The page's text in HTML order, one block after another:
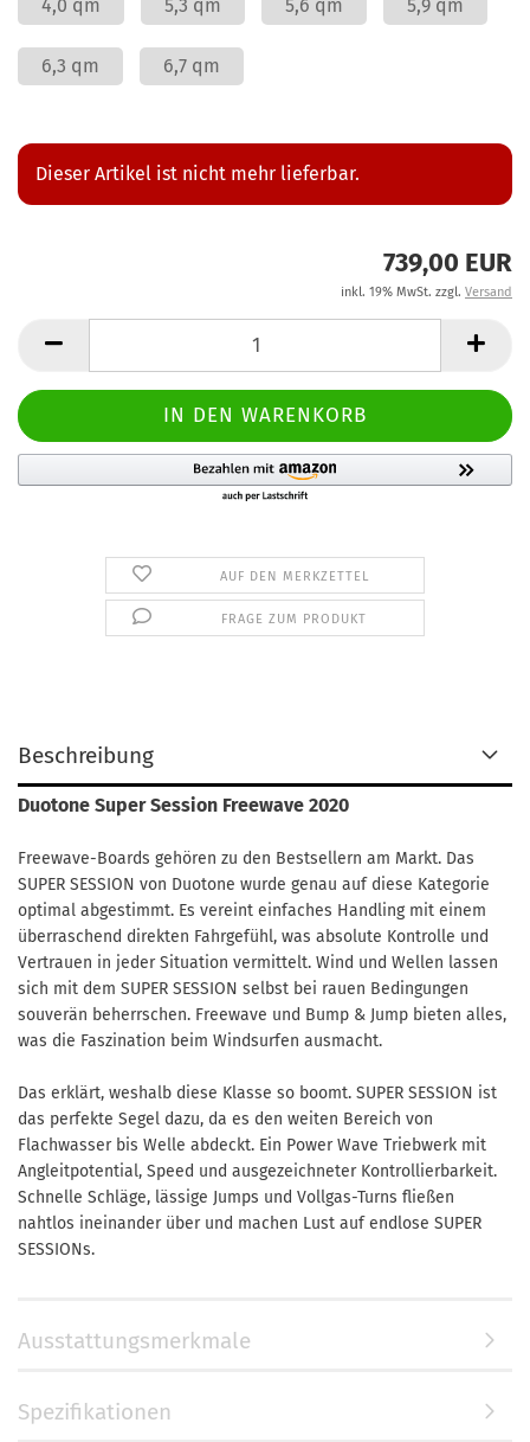
4,0 qm 5,3 qm 5,6 qm 5,9 qm
6,3 qm 6,7 qm
Dieser Artikel ist nicht mehr lieferbar.
739,00 EUR
inkl. 19% MwSt. zzgl. Versand
AUF DEN MERKZETTEL
FRAGE ZUM PRODUKT
Beschreibung
Duotone Super Session Freewave 2020
Freewave-Boards gehören zu den Bestsellern am Markt. Das
SUPER SESSION von Duotone wurde genau auf diese Kategorie
optimal abgestimmt. Es vereint einfaches Handling mit einem
überraschend direkten Fahrgefühl, was absolute Kontrolle und
Vertrauen in jeder Situation vermittelt. Wind und Wellen lassen
sich mit dem SUPER SESSION selbst bei rauen Bedingungen
souverän beherrschen. Freewave und Bump & Jump bieten alles,
was die Faszination beim Windsurfen ausmacht.
Das erklärt, weshalb diese Klasse so boomt. SUPER SESSION ist
das perfekte Segel dazu, da es den weiten Bereich von
Flachwasser bis Welle abdeckt. Ein Power Wave Triebwerk mit
Angleitpotential, Speed und aus­gezeichneter Kontrollierbarkeit.
Schnelle Schläge, lässige Jumps und Vollgas­-Turns fließen
nahtlos ineinander über und machen Lust auf endlose SUPER
SESSIONs.
Ausstattungsmerkmale
Spezifikationen